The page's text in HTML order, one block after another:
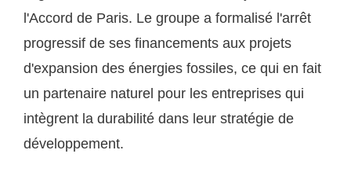
l'Accord de Paris. Le groupe a formalisé l'arrêt
progressif de ses financements aux projets
d'expansion des énergies fossiles, ce qui en fait
un partenaire naturel pour les entreprises qui
intègrent la durabilité dans leur stratégie de
développement.